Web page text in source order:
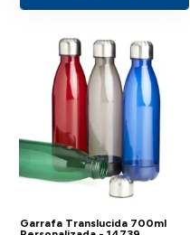
Garrafa Translucida 700ml